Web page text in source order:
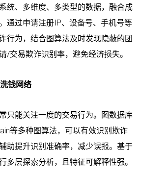
统、多维度、多类型的数据，融合成
通过申请注册IP、设备号、手机号等
行为，结合图算法及时发现隐蔽的团
/交易欺诈识别率，避免经济损失。
钱网络
只能关注一度的交易行为。图数据库
等多种图算法，可以有效识别欺诈
助提升识别准确率，减少误报。基于
多层探索分析，且特征可解释性强。